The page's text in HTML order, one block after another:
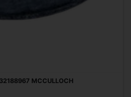
MCCULLOCH